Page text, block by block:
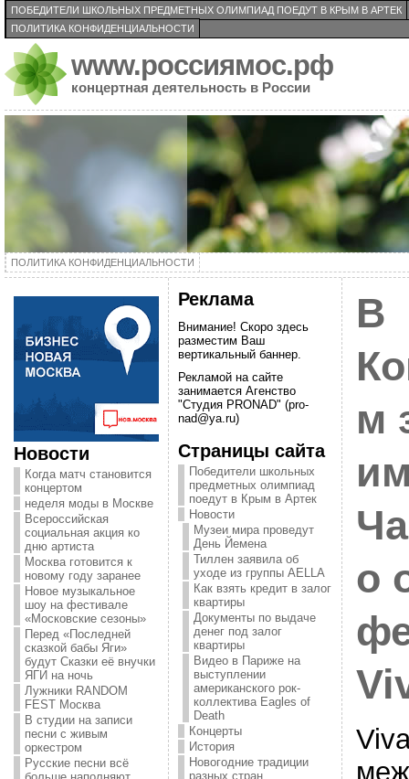
ПОБЕДИТЕЛИ ШКОЛЬНЫХ ПРЕДМЕТНЫХ ОЛИМПИАД ПОЕДУТ В КРЫМ В АРТЕК
ПОЛИТИКА КОНФИДЕНЦИАЛЬНОСТИ
www.россиямос.рф
концертная деятельность в России
ПОЛИТИКА КОНФИДЕНЦИАЛЬНОСТИ
Новости
Когда матч становится
концертом
неделя моды в Москве
Всероссийская
социальная акция ко
дню артиста
Москва готовится к
новому году заранее
Новое музыкальное
шоу на фестивале
«Московские сезоны»
Перед «Последней
сказкой бабы Яги»
будут Сказки её внучки
ЯГИ на ночь
Лужники RANDOM
FEST Москва
В студии на записи
песни с живым
оркестром
Русские песни всё
Реклама
Внимание! Скоро здесь
разместим Ваш
вертикальный баннер.
Рекламой на сайте
занимается Агенство
"Студия PRONAD" (pro-
nad@ya.ru)
Страницы сайта
Победители школьных
предметных олимпиад
поедут в Крым в Артек
Новости
Музеи мира проведут
День Йемена
Тиллен заявила об
уходе из группы AELLA
Как взять кредит в залог
квартиры
Документы по выдаче
денег под залог
квартиры
Видео в Париже на
выступлении
американского рок-
коллектива Eagles of
Death
Концерты
История
Новогодние традиции
разных стран
В
м
о